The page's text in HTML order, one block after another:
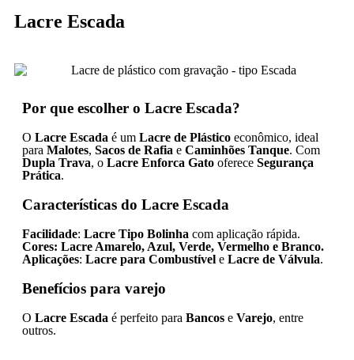
Lacre Escada
Por que escolher o Lacre Escada?
O Lacre Escada é um Lacre de Plástico econômico, ideal
para Malotes, Sacos de Rafia e Caminhões Tanque. Com
Dupla Trava, o Lacre Enforca Gato oferece Segurança
Prática.
Características do Lacre Escada
Facilidade: Lacre Tipo Bolinha com aplicação rápida.
Cores: Lacre Amarelo, Azul, Verde, Vermelho e Branco.
Aplicações: Lacre para Combustível e Lacre de Válvula.
Benefícios para varejo
O Lacre Escada é perfeito para Bancos e Varejo, entre
outros.